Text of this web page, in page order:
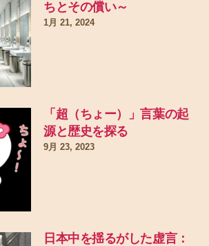
ちとその償い～
1月 21, 2024
「超（ちょー）」言葉の起
源と歴史を探る
9月 23, 2023
日本中を揺るがした虚言：